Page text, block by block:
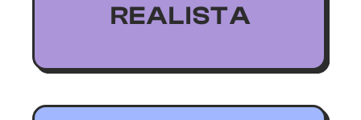
R E A L I S T A
ferramentas, máquinas e